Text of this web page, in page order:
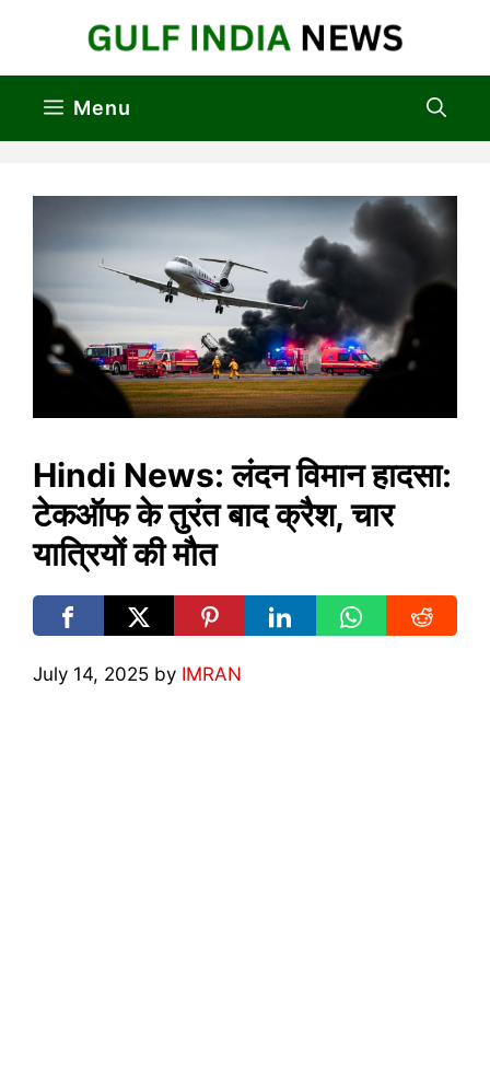
Menu
Hindi News: लंदन विमान हादसा:
टेकऑफ के तुरंत बाद क्रैश, चार
यात्रियों की मौत
July 14, 2025 by IMRAN